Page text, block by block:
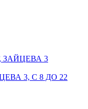
ЗАЙЦЕВА 3
3, С 8 ДО 22